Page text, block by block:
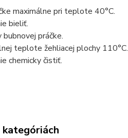
maximálne pri teplote 40°C.
bieliť.
práčke.
teplote žehliacej plochy 110°C.
chemicky čistiť.